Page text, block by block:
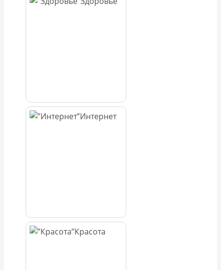
Интернет
Красота